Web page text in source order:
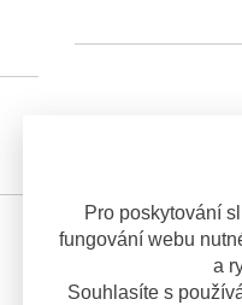
Pro poskytování
fungování webu
a
Souhlasíte s